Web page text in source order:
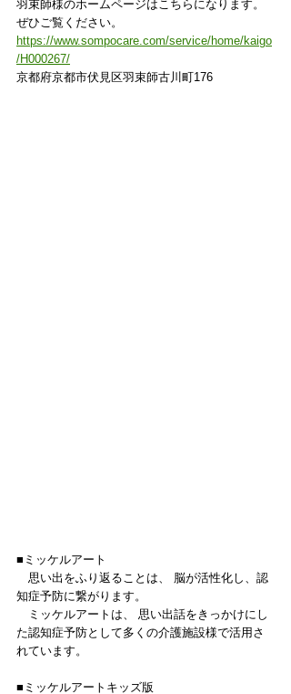
羽束師様のホームページはこちらになります。
ぜひご覧ください。
https://www.sompocare.com/service/home/kaigo
/H000267/
京都府京都市伏見区羽束師古川町176
■ミッケルアート
思い出をふり返ることは、 脳が活性化し、認
知症予防に繋がります。
ミッケルアートは、 思い出話をきっかけにし
た認知症予防として多くの介護施設様で活用さ
れています。
■ミッケルアートキッズ版